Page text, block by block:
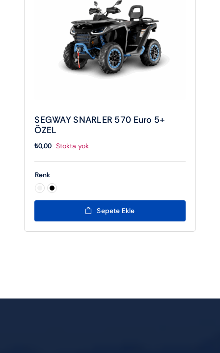
SEGWAY SNARLER 570 Euro 5+
ÖZEL
₺0,00 Stokta yok
Renk
Sepete Ekle